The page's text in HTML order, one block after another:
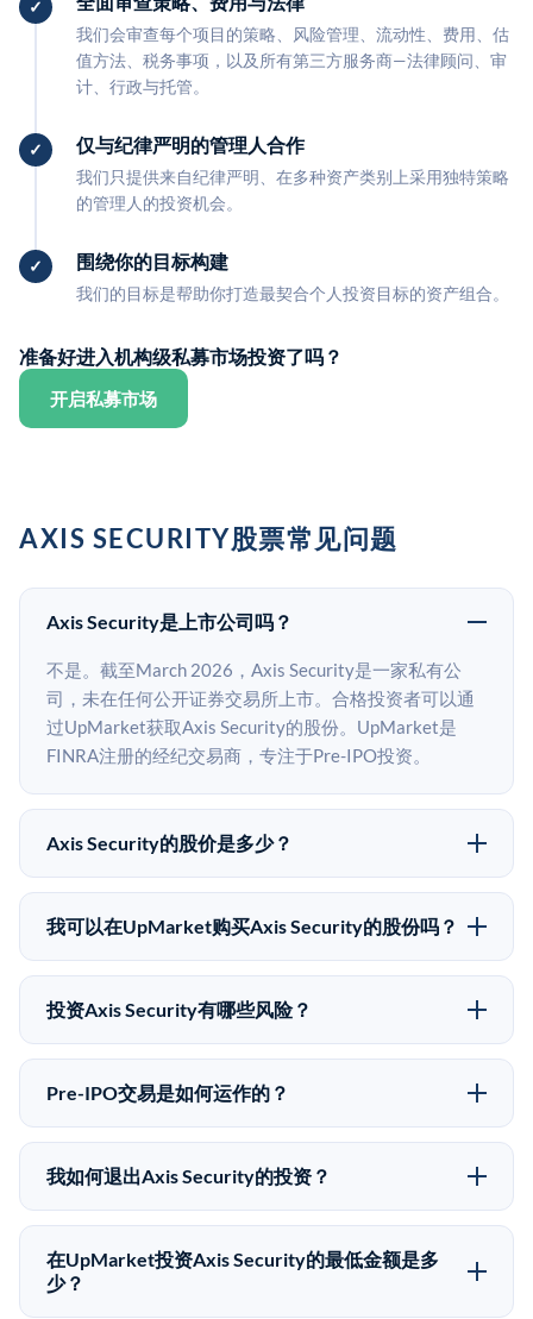
我们会审查每个项目的策略、风险管理、流动性、费用、估
值方法、税务事项，以及所有第三方服务商—法律顾问、审
计、行政与托管。
仅与纪律严明的管理人合作
我们只提供来自纪律严明、在多种资产类别上采用独特策略
的管理人的投资机会。
围绕你的目标构建
我们的目标是帮助你打造最契合个人投资目标的资产组合。
准备好进入机构级私募市场投资了吗？
开启私募市场
AXIS SECURITY股票常见问题
Axis Security是上市公司吗？
不是。截至March 2026，Axis Security是一家私有公
司，未在任何公开证券交易所上市。合格投资者可以通
过UpMarket获取Axis Security的股份。UpMarket是
FINRA注册的经纪交易商，专注于Pre-IPO投资。
Axis Security的股价是多少？
Axis Security没有公开股价，因为它是一家私有公司。
最近的已知股价来自其最近一轮融资。 二级市场上的
格有所不同。
我可以在UpMarket购买Axis Security的股份吗？
可以。合格投资者可以通过填写本页表单或在
upmarket.co创建账户来表达对Axis Security股份的投资
为50,000美元。UpMarket是FINRA注册的经纪交易
商，自2019年以来已经纪超过5亿美元的另类投资。
投资Axis Security有哪些风险？
Pre-IPO投资存在重大风险。Axis Security的股份流动性
低，意味着没有公开市场可以快速出售。不存在确定的
应做好可能全部损失的准备。私有公司的估值在融资轮
次之间可能大幅波动。投资者应在投资前咨询其财务顾
Pre-IPO交易是如何运作的？
在Pre-IPO交易中，合格投资者通过二级市场平台从现有
股东（如员工、早期投资者或其他持有人）处购买股
为FINRA注册的经纪交易商促成这些交易，代表双方处
理合规、文件和结算事宜。
我如何退出Axis Security的投资？
Pre-IPO持股主要有两种退出途径：在二级市场将股份出
售给其他买家，或持有直到公司完成IPO或被收购。两
种途径都受限于转让限制、公司批准（优先购买权）和
在UpMarket投资Axis Security的最低金额是多
少？